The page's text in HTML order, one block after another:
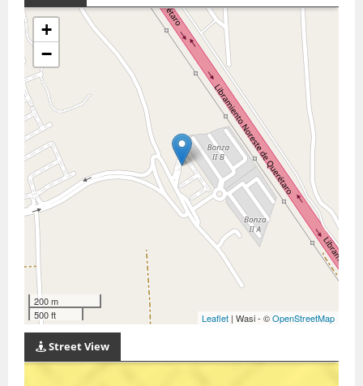
+
−
200 m
500 ft
Leaflet | Wasi - ©OpenStreetMap
Street View